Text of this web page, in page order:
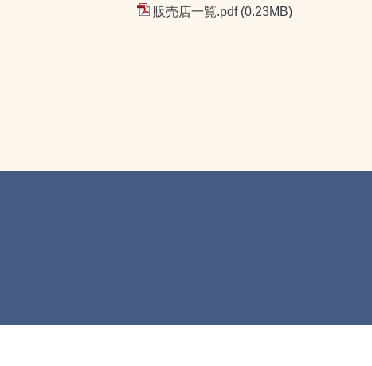
販売店一覧.pdf (0.23MB)